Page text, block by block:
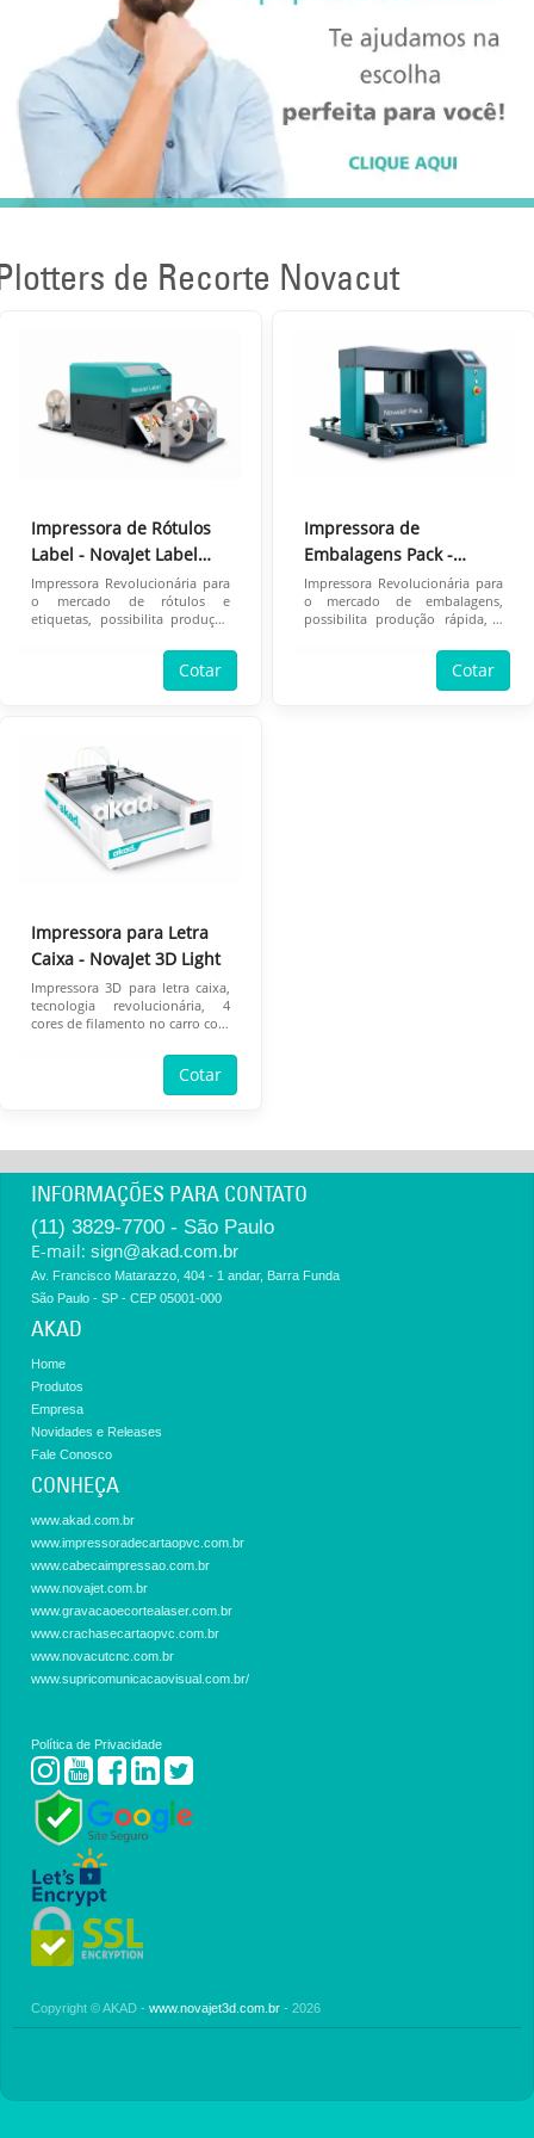
de Recorte Novacut
Impressora de Rótulos
Label - NovaJet Label
Light
Impressora Revolucionária para
o mercado de rótulos e
etiquetas, possibilita produção
desperdício de investimento.
Cotar
Impressora de
Embalagens Pack -
NovaJet Pack Light
Impressora Revolucionária para
o mercado de embalagens,
possibilita produção rápida, e
Cotar
Impressora para Letra
Caixa - NovaJet 3D Light
Impressora 3D para letra caixa,
tecnologia revolucionária, 4
cores de filamento no carro com
Cotar
INFORMAÇÕES PARA CONTATO
(11) 3829-7700 - São Paulo
E-mail: sign@akad.com.br
Av. Francisco Matarazzo, 404 - 1 andar, Barra Funda
São Paulo - SP - CEP 05001-000
AKAD
Home
Produtos
Empresa
Novidades e Releases
Fale Conosco
CONHEÇA
www.akad.com.br
www.impressoradecartaopvc.com.br
www.cabecaimpressao.com.br
www.novajet.com.br
www.gravacaoecortealaser.com.br
www.crachasecartaopvc.com.br
www.novacutcnc.com.br
www.supricomunicacaovisual.com.br/
Política de Privacidade
Copyright © AKAD - www.novajet3d.com.br - 2026